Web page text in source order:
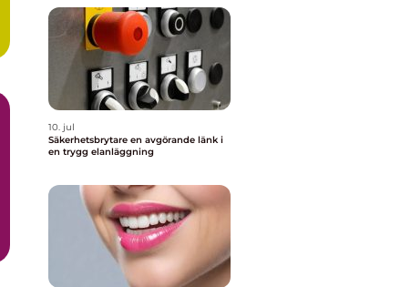
10. jul
Säkerhetsbrytare en avgörande länk i
en trygg elanläggning